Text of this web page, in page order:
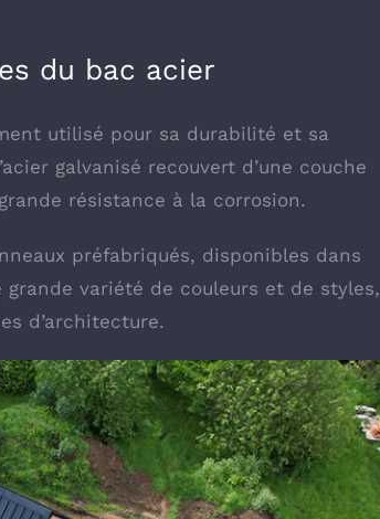
du bac acier
utilisé pour sa durabilité et sa
galvanisé recouvert d’une couche
résistance à la corrosion.
préfabriqués, disponibles dans
variété de couleurs et de styles,
d’architecture.